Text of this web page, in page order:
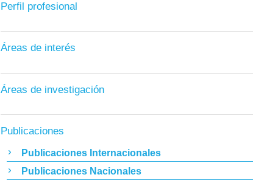
Perfil profesional
Áreas de interés
Áreas de investigación
Publicaciones
Publicaciones Internacionales
Publicaciones Nacionales